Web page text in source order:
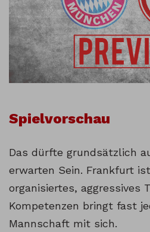
Spielvorschau
Das dürfte grundsätzlich
erwarten Sein. Frankfurt
organisiertes, aggressives
Kompetenzen bringt fast
Mannschaft mit sich.